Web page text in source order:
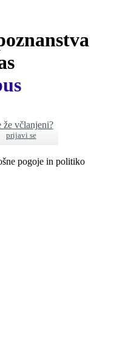
že včlanjeni?
prijavi se
pogoje in politiko